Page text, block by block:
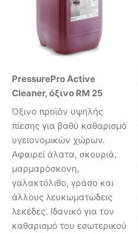
PressurePro Active
Cleaner, όξινο RM 25
Όξινο προϊόν υψηλής
πίεσης για βαθύ καθαρισμό
υγειονομικών χώρων.
Αφαιρεί άλατα, σκουριά,
μαρμαρόσκονη,
γαλακτόλιθο, γράσο και
άλλους λευκωματώδεις
λεκέδες. Ιδανικό για τον
καθαρισμό του εσωτερικού